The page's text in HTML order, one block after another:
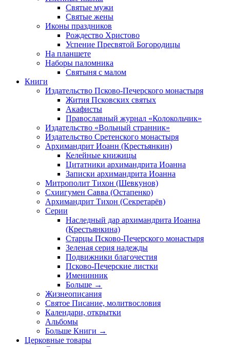
Святые мужи
Святые жены
Иконы праздников
Рождество Христово
Успение Пресвятой Богородицы
На планшете
Наборы паломника
Святыня с малом
Книги
Издательство Псково-Печерского монастыря
Жития Псковских святых
Акафисты
Православный журнал «Колокольчик»
Издательство «Вольный странник»
Издательство Сретенского монастыря
Архимандрит Иоанн (Крестьянкин)
Келейные книжицы
Цитатники архимандрита Иоанна
Записки архимандрита Иоанна
Митрополит Тихон (Шевкунов)
Схиигумен Савва (Остапенко)
Архимандрит Тихон (Секретарёв)
Серии
Наследный дар архимандрита Иоанна
(Крестьянкина)
Старцы Псково-Печерского монастыря
Зеленая серия надежды
Подвижники благочестия
Псково-Печерские листки
Именинник
Больше →
Жизнеописания
Святое Писание, молитвословия
Календари, открытки
Альбомы
Больше Книги →
Церковные товары